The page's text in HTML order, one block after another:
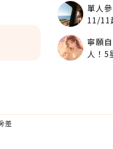
單人
11/11
寧願
人！5
差